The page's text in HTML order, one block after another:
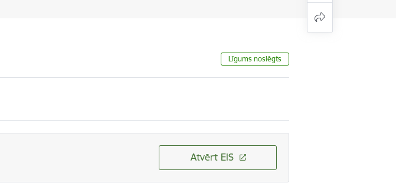
Līgums noslēgts
Atvērt EIS